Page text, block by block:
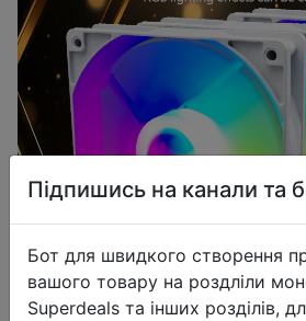
Підпишись на канали та
Бот для швидкого створення
вашого товару на роздліли
Superdeals та інших розділів,